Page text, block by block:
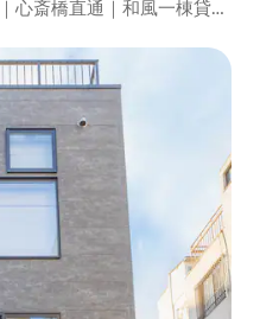
心斎橋直通｜和風一棟貸切